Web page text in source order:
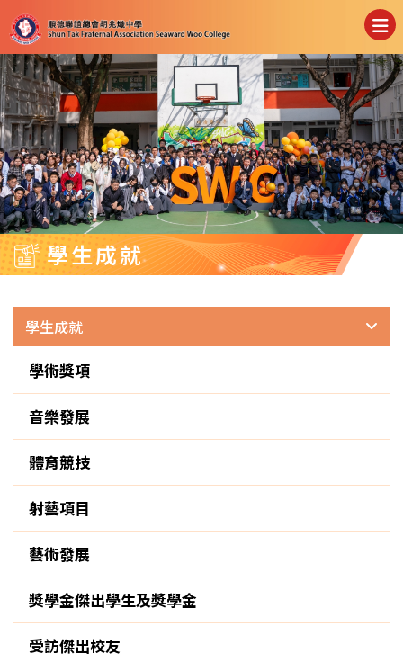
學生成就
學生成就
學術獎項
音樂發展
體育競技
射藝項目
藝術發展
獎學金傑出學生及獎學金
受訪傑出校友